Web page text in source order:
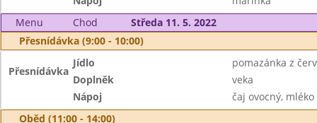
Menu
Chod
Středa 11. 5. 2022
Přesnídávka (9:00 - 10:00)
Přesnídávka
Jídlo
pomazánka z
Doplněk
veka
Nápoj
čaj ovocný, mléko
Oběd (11:00 - 14:00)